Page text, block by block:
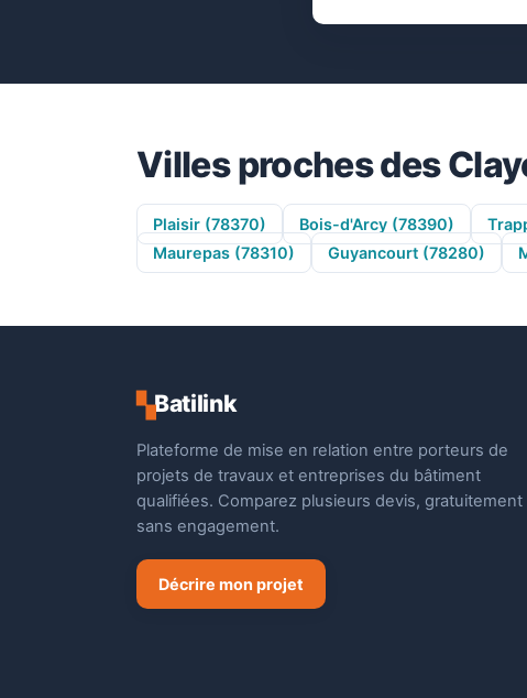
Villes proches des
Plaisir (78370) Bois-d'Arcy (78390)
Maurepas (78310)
Guyancourt (78280)
▚Batilink
Plateforme de mise en relation entre porteurs de
projets de travaux et entreprises du bâtiment
qualifiées. Comparez plusieurs devis, gratuitement
sans engagement.
Décrire mon projet